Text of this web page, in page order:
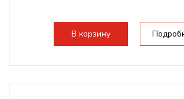
В корзину